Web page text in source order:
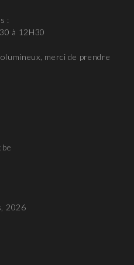
:
à 12H30
merci de prendre
2026